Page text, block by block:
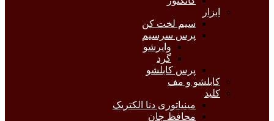
ابزار
سیم لخت کن
پرس سرسیم
وایرشو
گرد
پرس کابلشو
کابلشو و مف
کلید
مینیاتوری دنا الکتریک
محافظ جان